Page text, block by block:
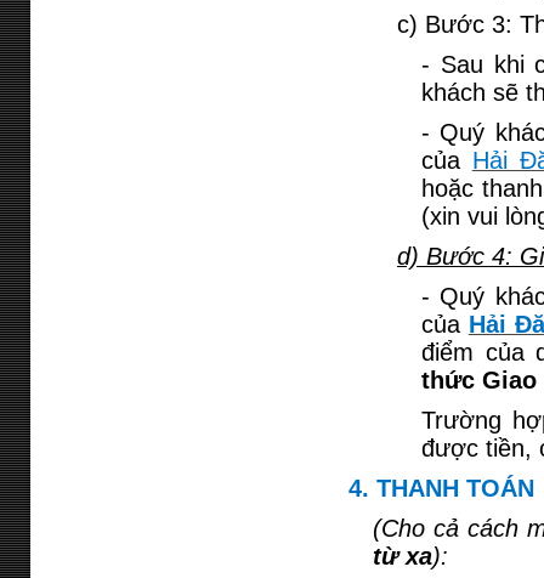
c) Bước 3:
- Sau khi
khách sẽ
- Quý
của Hải
hoặc
(xin vui
d) Bước 4:
- Quý
của Hải
điểm của
thức Giao
Trường
được tiền,
4. THANH TOÁN
(Cho cả cách
từ xa):